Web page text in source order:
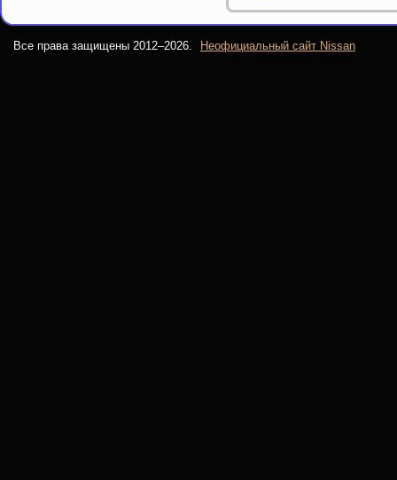
Все права защищены 2012–2026. Неофициальный сайт Nissan